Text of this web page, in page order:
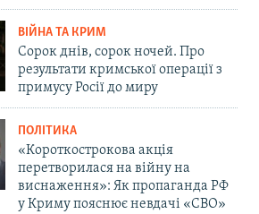
ВІЙНА ТА КРИМ
Сорок днів, сорок ночей. Про
результати кримської операції з
примусу Росії до миру
ПОЛІТИКА
«Короткострокова акція
перетворилася на війну на
виснаження»: Як пропаганда РФ
у Криму пояснює невдачі «СВО»